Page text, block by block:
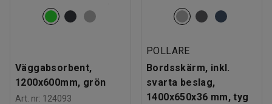
Väggabsorbent,
1200x600mm, grön
Art. nr: 124093
POLLARE
Bordsskärm, inkl.
svarta beslag,
1400x650x36 mm, tyg